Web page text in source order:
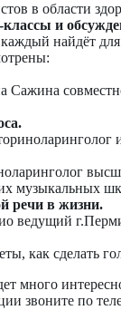
в области
и
найдёт для
музыкальных
речи в жизни.
ведущий
как сделать
много
звоните по